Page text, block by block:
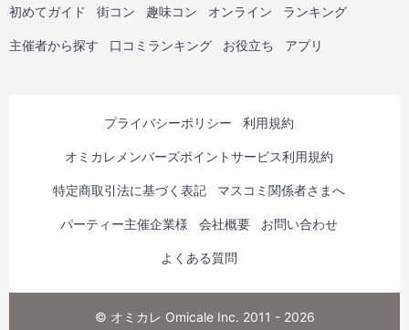
初めてガイド 街コン 趣味コン オンライン ランキング
主催者から探す 口コミランキング お役立ち アプリ
プライバシーポリシー 利用規約
オミカレメンバーズポイントサービス利用規約
特定商取引法に基づく表記 マスコミ関係者さまへ
パーティー主催企業様 会社概要 お問い合わせ
よくある質問
© オミカレ Omicale Inc. 2011 - 2026